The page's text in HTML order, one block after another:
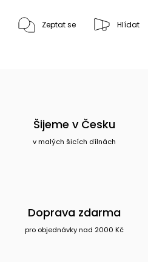
Zeptat se Hlídat
Šijeme v Česku
v malých šicích dílnách
Doprava zdarma
pro objednávky nad 2000 Kč